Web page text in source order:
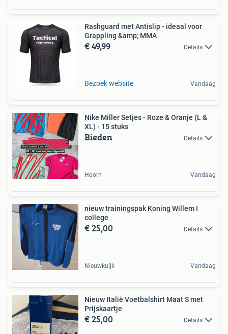
Rashguard met Antislip - ideaal voor
Grappling &amp; MMA
€ 49,99 Details
Bezoek website Vandaag
Nike Miller Setjes - Roze & Oranje (L &
XL) - 15 stuks
Bieden Details
Hoorn Vandaag
nieuw trainingspak Koning Willem I
college
€ 25,00 Details
Nieuwkuijk Vandaag
Nieuw Italië Voetbalshirt Maat S met
Prijskaartje
€ 25,00 Details